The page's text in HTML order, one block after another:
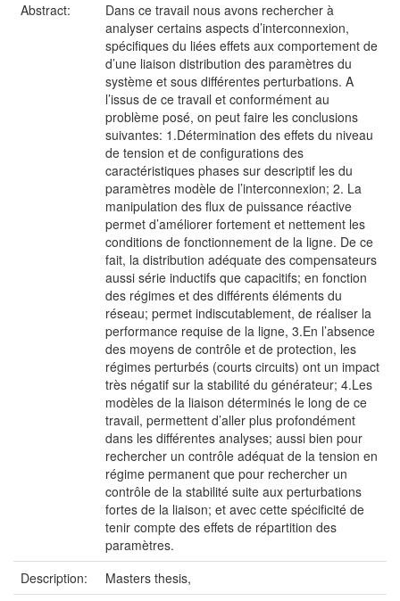
Abstract:
Dans ce travail nous avons rechercher à
analyser certains aspects d’interconnexion,
spécifiques du liées effets aux comportement de
d’une liaison distribution des paramètres du
système et sous différentes perturbations. A
l’issus de ce travail et conformément au
problème posé, on peut faire les conclusions
suivantes: 1.Détermination des effets du niveau
de tension et de configurations des
caractéristiques phases sur descriptif les du
paramètres modèle de l’interconnexion; 2. La
manipulation des flux de puissance réactive
permet d’améliorer fortement et nettement les
conditions de fonctionnement de la ligne. De ce
fait, la distribution adéquate des compensateurs
aussi série inductifs que capacitifs; en fonction
des régimes et des différents éléments du
réseau; permet indiscutablement, de réaliser la
performance requise de la ligne, 3.En l’absence
des moyens de contrôle et de protection, les
régimes perturbés (courts circuits) ont un impact
très négatif sur la stabilité du générateur; 4.Les
modèles de la liaison déterminés le long de ce
travail, permettent d’aller plus profondément
dans les différentes analyses; aussi bien pour
rechercher un contrôle adéquat de la tension en
régime permanent que pour rechercher un
contrôle de la stabilité suite aux perturbations
fortes de la liaison; et avec cette spécificité de
tenir compte des effets de répartition des
paramètres.
Description:
Masters thesis,